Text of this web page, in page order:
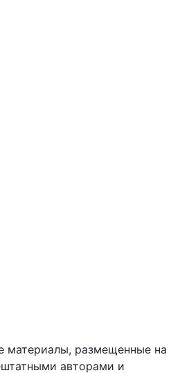
размещенные на
авторами и